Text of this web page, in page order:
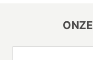
ONZE